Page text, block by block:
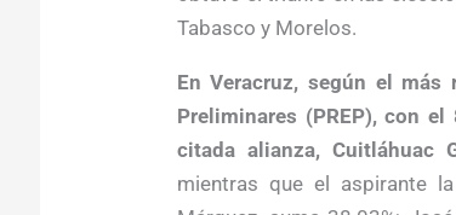
Tabasco y Morelos.
En Veracruz, según el más
Preliminares (PREP), con
citada alianza, Cuitláhuac
mientras que el aspirante